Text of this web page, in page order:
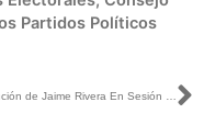
Partidos Políticos